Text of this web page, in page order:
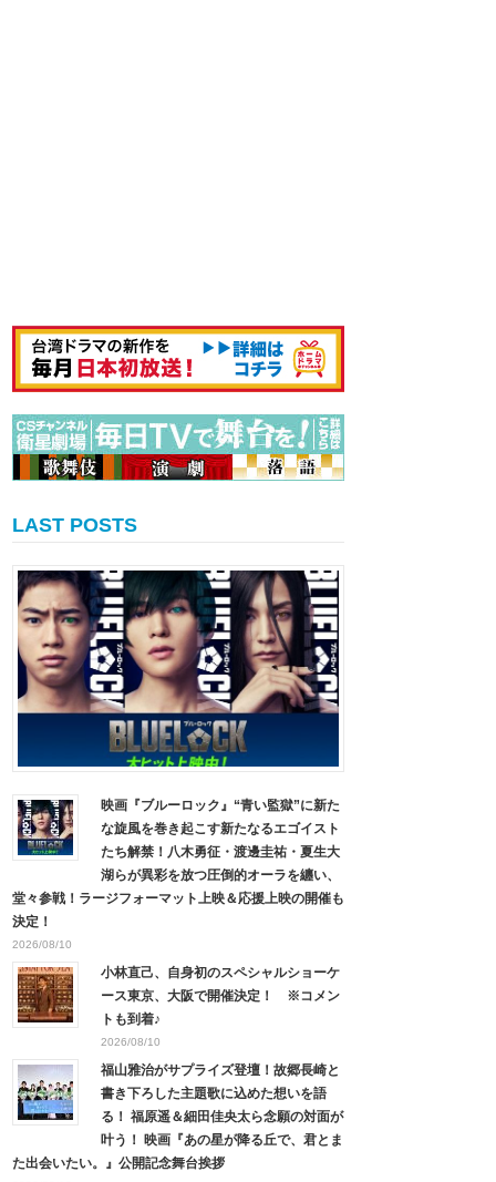
LAST POSTS
映画『ブルーロック』“青い監獄”に新た
な旋風を巻き起こす新たなるエゴイスト
たち解禁！八木勇征・渡邊圭祐・夏生大
湖らが異彩を放つ圧倒的オーラを纏い、
堂々参戦！ラージフォーマット上映＆応援上映の開催も
決定！
2026/08/10
小林直己、自身初のスペシャルショーケ
ース東京、大阪で開催決定！ ※コメン
トも到着♪
2026/08/10
福山雅治がサプライズ登壇！故郷長崎と
書き下ろした主題歌に込めた想いを語
る！ 福原遥＆細田佳央太ら念願の対面が
叶う！ 映画『あの星が降る丘で、君とま
た出会いたい。』公開記念舞台挨拶